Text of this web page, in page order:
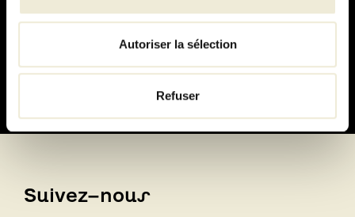
Autoriser la sélection
Refuser
Paiement
100% sécurisé
Suivez-nous